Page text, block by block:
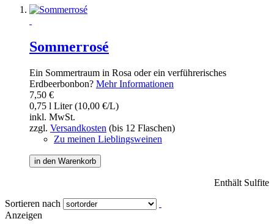
Sommerrosé
Ein Sommertraum in Rosa oder ein verführerisches
Erdbeerbonbon? Mehr Informationen
7,50 €
0,75 l Liter (10,00 €/L)
inkl. MwSt.
zzgl. Versandkosten (bis 12 Flaschen)
Zu meinen Lieblingsweinen
in den Warenkorb
Enthält Sulfite
Sortieren nach
Anzeigen